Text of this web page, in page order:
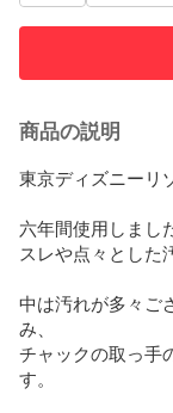
商品の説明
東京ディズニーリ
六年間使用しまし
スレや点々とした
中は汚れが多々ご
み、
チャックの取っ手
す。